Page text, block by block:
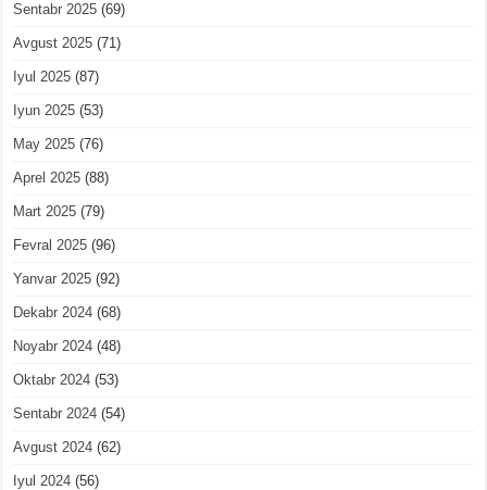
Sentabr 2025 (69)
Avgust 2025 (71)
Iyul 2025 (87)
Iyun 2025 (53)
May 2025 (76)
Aprel 2025 (88)
Mart 2025 (79)
Fevral 2025 (96)
Yanvar 2025 (92)
Dekabr 2024 (68)
Noyabr 2024 (48)
Oktabr 2024 (53)
Sentabr 2024 (54)
Avgust 2024 (62)
Iyul 2024 (56)